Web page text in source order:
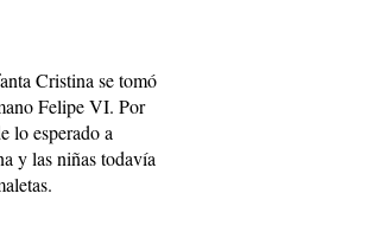
Cristina se tomó
Felipe VI. Por
lo esperado a
y las niñas todavía